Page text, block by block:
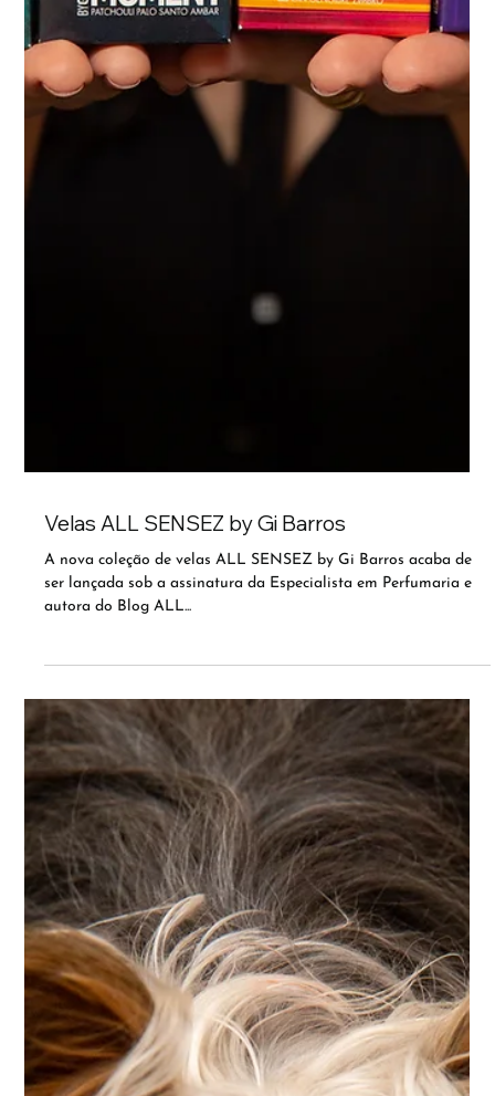
Velas ALL SENSEZ by Gi Barros
A nova coleção de velas ALL SENSEZ by Gi Barros acaba de
ser lançada sob a assinatura da Especialista em Perfumaria e
autora do Blog ALL...